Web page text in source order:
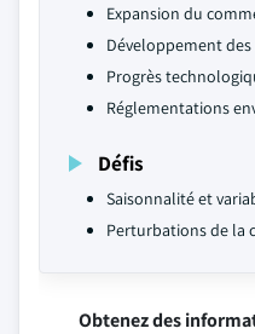
Expansion du
Développement
Progrès
Réglementations
Défis
Saisonnalité et
Perturbations de la
Obtenez des